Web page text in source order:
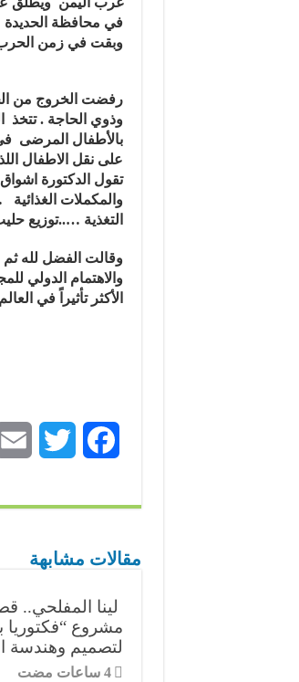
وبقت في زمن الحرب
رفضت الخروج من
وذوي الحاجة . تتخذ
بالأطفال المرضى في
على نقل الاطفال
تقول الدكتورة
والمكملات
التغذية …..توزيع
وقالت الفضل لله ثم
الأكثر تأثيراً في
c
o
o
i
e
r
مقالات مشابهة
لينا المفلحي..
مشروع “فكتوريا
لتصميم وهندسة
‏4 ساعات مضت